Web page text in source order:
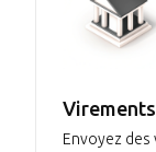
Envoyez des